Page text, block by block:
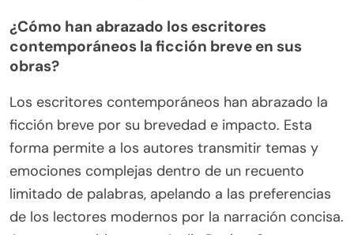
¿Cómo han abrazado los escritores
contemporáneos la ficción breve en sus
obras?
Los escritores contemporáneos han abrazado la
ficción breve por su brevedad e impacto. Esta
forma permite a los autores transmitir temas y
emociones complejas dentro de un recuento
limitado de palabras, apelando a las preferencias
de los lectores modernos por la narración concisa.